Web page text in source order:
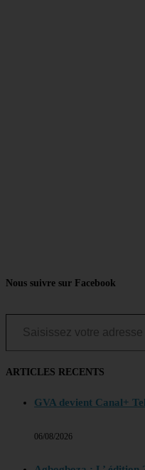
Nous suivre sur Facebook
Saisissez votre adresse e-mail…
ARTICLES RECENTS
GVA devient Canal+
06/08/2026